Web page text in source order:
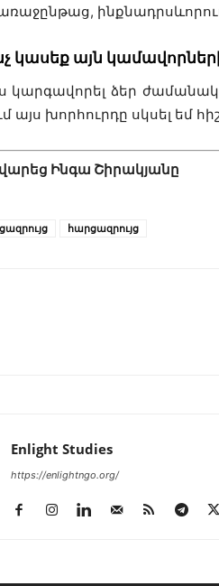
կասեք այն
կարգավորել ձեր
այս խորհուրդը սկսել եմ
Ինգա Շիրակյանը
հարցազրույց
Enlight Studies
https://enlightngo.org/